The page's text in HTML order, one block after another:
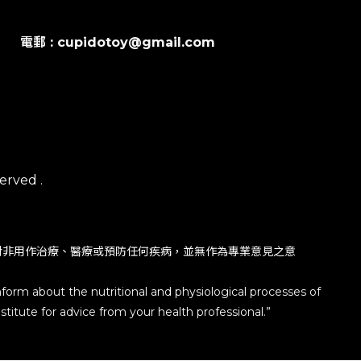
電郵 : cupidotoy@gmail.com
.
用作治療、醫療或預防任何疾病，並無作為專業意見之意
about the nutritional and physiological processes of
for advice from your health professional.”